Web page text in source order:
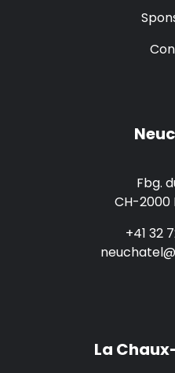
Fbg.
CH-2000
+41 32
La